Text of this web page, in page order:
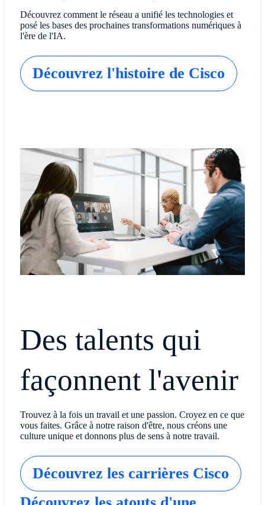
Découvrez comment le réseau a unifié les technologies et
posé les bases des prochaines transformations numériques à
l'ère de l'IA.
Découvrez l'histoire de Cisco
Des talents qui
façonnent l'avenir
Trouvez à la fois un travail et une passion. Croyez en ce que
vous faites. Grâce à notre raison d'être, nous créons une
culture unique et donnons plus de sens à notre travail.
Découvrez les carrières Cisco